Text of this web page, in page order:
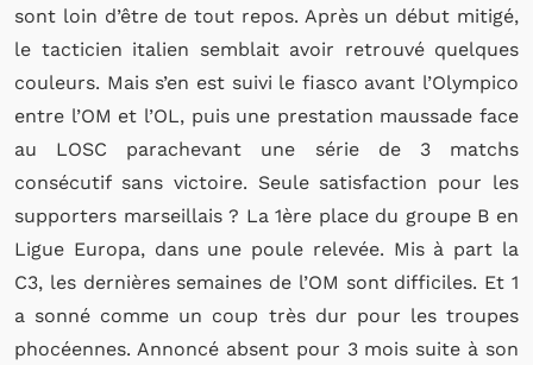
sont loin d’être de tout repos. Après un début mitigé,
le tacticien italien semblait avoir retrouvé quelques
couleurs. Mais s’en est suivi le fiasco avant l’Olympico
entre l’OM et l’OL, puis une prestation maussade face
au LOSC parachevant une série de 3 matchs
consécutif sans victoire. Seule satisfaction pour les
supporters marseillais ? La 1ère place du groupe B en
Ligue Europa, dans une poule relevée. Mis à part la
C3, les dernières semaines de l’OM sont difficiles. Et 1
a sonné comme un coup très dur pour les troupes
phocéennes. Annoncé absent pour 3 mois suite à son